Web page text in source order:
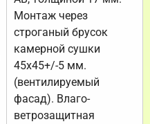
Монтаж через
строганый брусок
камерной сушки
45х45+/-5 мм.
(вентилируемый
фасад). Влаго-
ветрозащитная